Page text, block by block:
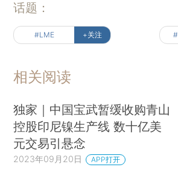
话题：
#LME +关注
相关阅读
独家｜中国宝武暂缓收购青山
控股印尼镍生产线 数十亿美
元交易引悬念
2023年09月20日 APP打开